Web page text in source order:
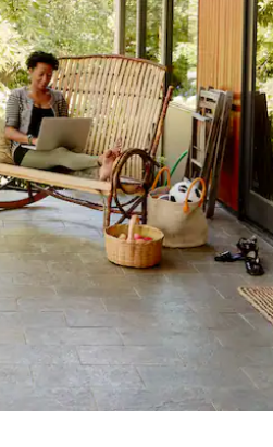
клавіші зі стрілками вгору та